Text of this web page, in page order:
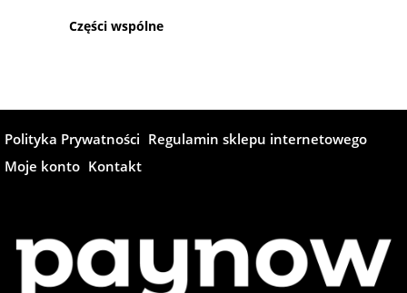
Części wspólne
Polityka Prywatności Regulamin sklepu internetowego
Moje konto Kontakt